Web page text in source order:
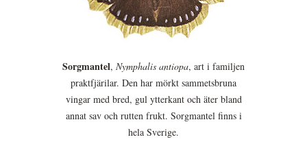
Sorgmantel, Nymphalis antiopa, art i familjen
praktfjärilar. Den har mörkt sammetsbruna
vingar med bred, gul ytterkant och äter bland
annat sav och rutten frukt. Sorgmantel finns i
hela Sverige.